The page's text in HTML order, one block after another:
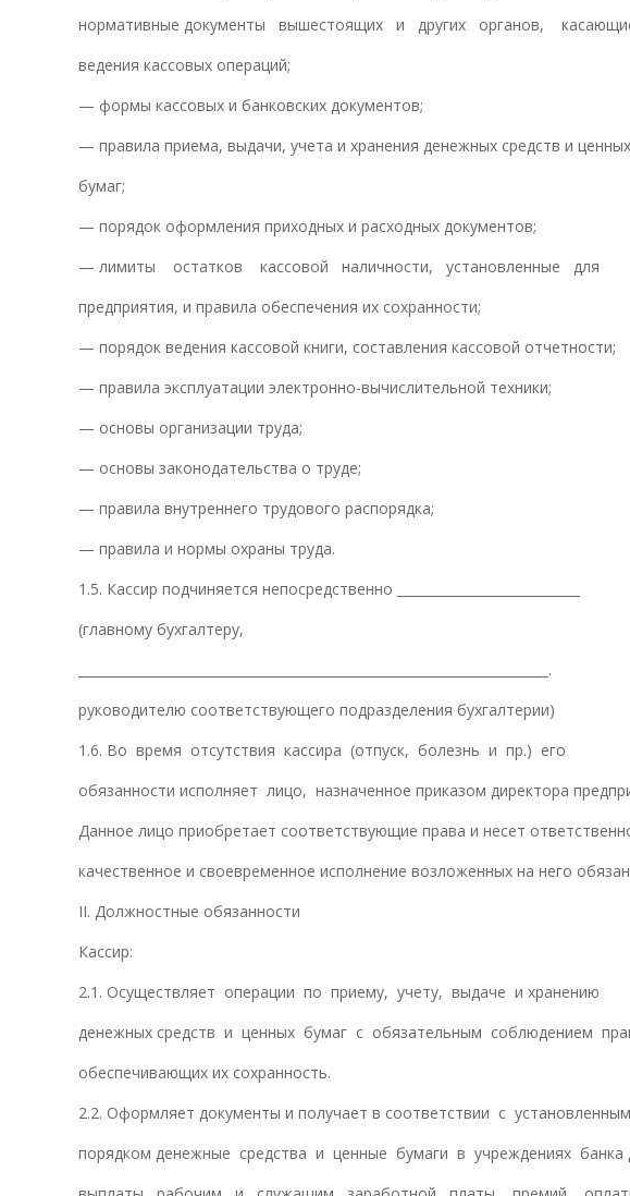
нормативные документы вышестоящих и других органов,
ведения кассовых операций;
— формы кассовых и банковских документов;
— правила приема, выдачи, учета и хранения денежных средств и ценных
бумаг;
— порядок оформления приходных и расходных документов;
— лимиты остатков кассовой наличности, установленные для
предприятия, и правила обеспечения их сохранности;
— порядок ведения кассовой книги, составления кассовой отчетности;
— правила эксплуатации электронно-вычислительной техники;
— основы организации труда;
— основы законодательства о труде;
— правила внутреннего трудового распорядка;
— правила и нормы охраны труда.
1.5. Кассир подчиняется непосредственно ____________________________
(главному бухгалтеру,
________________________________________________________________________.
руководителю соответствующего подразделения бухгалтерии)
1.6. Во время отсутствия кассира (отпуск, болезнь и пр.) его
обязанности исполняет лицо, назначенное приказом директора
Данное лицо приобретает соответствующие права и несет
качественное и своевременное исполнение возложенных на него
II. Должностные обязанности
Кассир:
2.1. Осуществляет операции по приему, учету, выдаче и хранению
денежных средств и ценных бумаг с обязательным соблюдением
обеспечивающих их сохранность.
2.2. Оформляет документы и получает в соответствии с установленным
порядком денежные средства и ценные бумаги в учреждениях банка